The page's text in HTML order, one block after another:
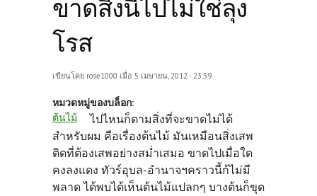
ขาดสิ่งนี้ไปไม่ใช่ลุง
โรส
เขียนโดย rose1000 เมื่อ 5 เมษายน, 2012 - 23:39
หมวดหมู่ของบล็อก:
ต้นไม้
ไปไหนก็ตามสิ่งที่จะขาดไม่ได้
สำหรับผม คือเรื่องต้นไม้ มันเหมือนสิ่งเสพ
ติดที่ต้องเสพอย่างสม่ำเสมอ ขาดไปเมื่อใด
คงลงแดง ทัวร์อุบล-อำนาจฯคราวนี้ก้ไม่มี
พลาด ได้พบได้เห็นต้นไม้แปลกๆ บางต้นก็ขุด